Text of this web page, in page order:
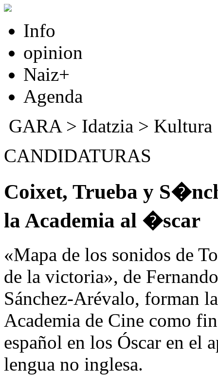
Info
opinion
Naiz+
Agenda
GARA> Idatzia > Kultura
CANDIDATURAS
Coixet, Trueba y
la Academia al �scar
«Mapa de los sonidos de
de la victoria», de
Sánchez-Arévalo, forman
Academia de Cine como
español en los Óscar en el
lengua no inglesa.